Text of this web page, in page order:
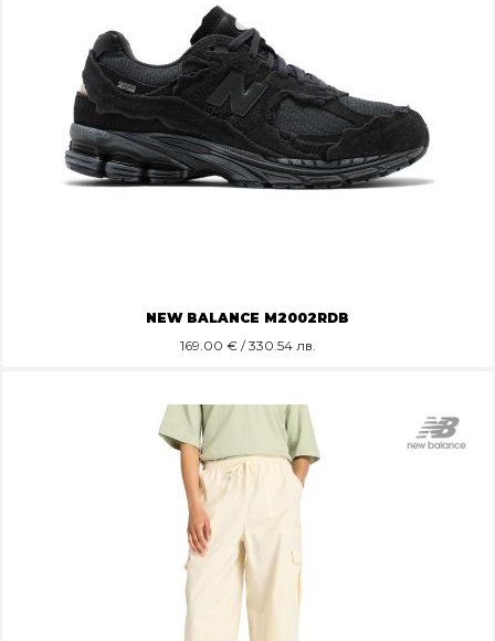
NEW BALANCE M2002RDB
169.00 € / 330.54 лв.